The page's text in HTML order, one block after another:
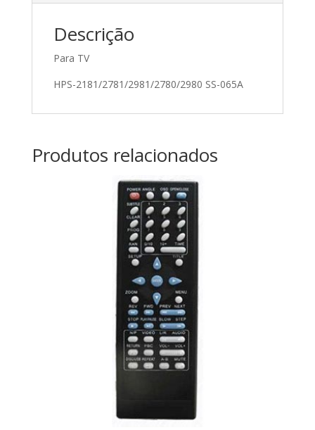
Descrição
Para TV
HPS-2181/2781/2981/2780/2980 SS-065A
Produtos relacionados